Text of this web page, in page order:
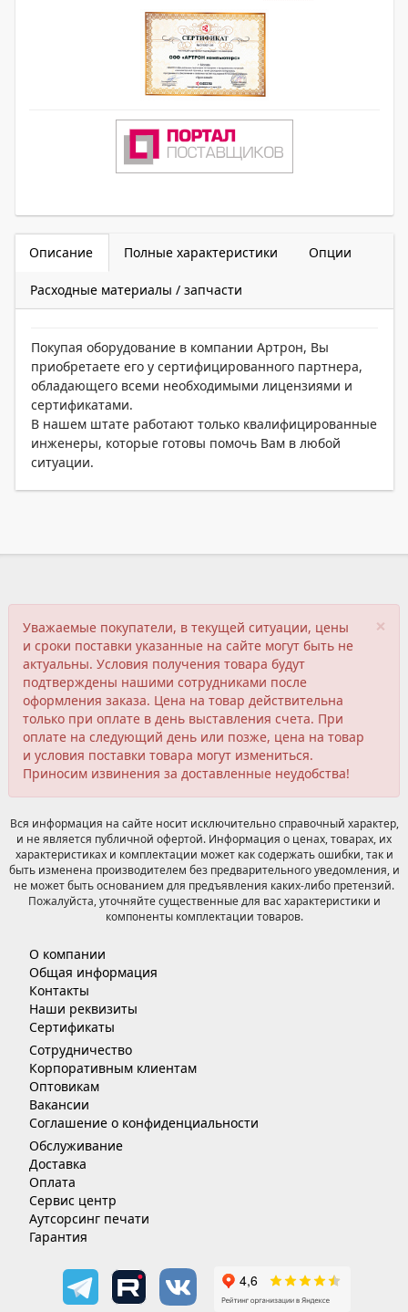
Описание Полные характеристики Опции
Расходные материалы / запчасти
Покупая оборудование в компании Артрон, Вы
приобретаете его у сертифицированного партнера,
обладающего всеми необходимыми лицензиями и
сертификатами.
В нашем штате работают только квалифицированные
инженеры, которые готовы помочь Вам в любой
ситуации.
×
Уважаемые покупатели, в текущей ситуации, цены
и сроки поставки указанные на сайте могут быть не
актуальны. Условия получения товара будут
подтверждены нашими сотрудниками после
оформления заказа. Цена на товар действительна
только при оплате в день выставления счета. При
оплате на следующий день или позже, цена на товар
и условия поставки товара могут измениться.
Приносим извинения за доставленные неудобства!
Вся информация на сайте носит исключительно справочный характер,
и не является публичной офертой. Информация о ценах, товарах, их
характеристиках и комплектации может как содержать ошибки, так и
быть изменена производителем без предварительного уведомления, и
не может быть основанием для предъявления каких-либо претензий.
Пожалуйста, уточняйте существенные для вас характеристики и
компоненты комплектации товаров.
О компании
Общая информация
Контакты
Наши реквизиты
Сертификаты
Сотрудничество
Корпоративным клиентам
Оптовикам
Вакансии
Соглашение о конфиденциальности
Обслуживание
Доставка
Оплата
Сервис центр
Аутсорсинг печати
Гарантия